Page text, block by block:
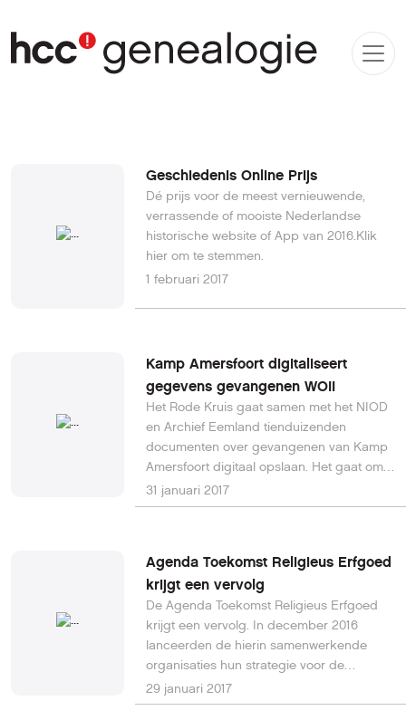
Geschiedenis Online Prijs
Dé prijs voor de meest vernieuwende,
verrassende of mooiste Nederlandse
historische website of App van 2016.Klik
hier om te stemmen.
1 februari 2017
Kamp Amersfoort digitaliseert
gegevens gevangenen WOII
Het Rode Kruis gaat samen met het NIOD
en Archief Eemland tienduizenden
documenten over gevangenen van Kamp
Amersfoort digitaal opslaan. Het gaat om
transportkaarten, persoonlijke
documenten en lijsten met gegevens.
31 januari 2017
Agenda Toekomst Religieus Erfgoed
krijgt een vervolg
De Agenda Toekomst Religieus Erfgoed
krijgt een vervolg. In december 2016
lanceerden de hierin samenwerkende
organisaties hun strategie voor de
komende jaren.
29 januari 2017